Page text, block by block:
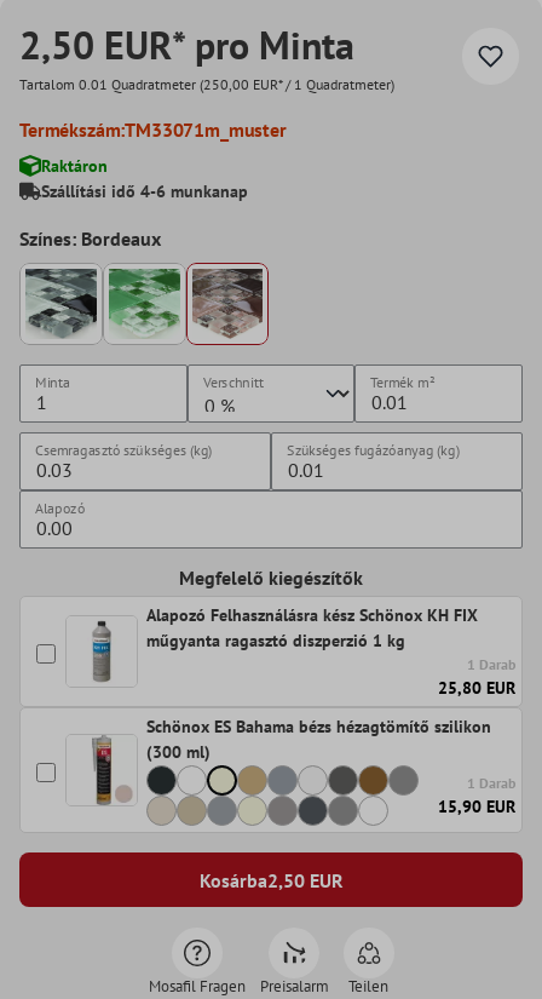
2,50 EUR* pro Minta
Tartalom 0.01 Quadratmeter (250,00 EUR* / 1 Quadratmeter)
Termékszám:TM33071m_muster
Raktáron
Szállítási idő 4-6 munkanap
Színes: Bordeaux
Minta Verschnitt Termék m²
Csemragasztó szükséges (kg) Szükséges fugázóanyag (kg)
Alapozó
Megfelelő kiegészítők
Alapozó Felhasználásra kész Schönox KH FIX
műgyanta ragasztó diszperzió 1 kg
1 Darab
25,80 EUR
Schönox ES Bahama bézs hézagtömítő szilikon
(300 ml)
1 Darab
15,90 EUR
Kosárba2,50EUR
Mosafil Fragen Preisalarm Teilen